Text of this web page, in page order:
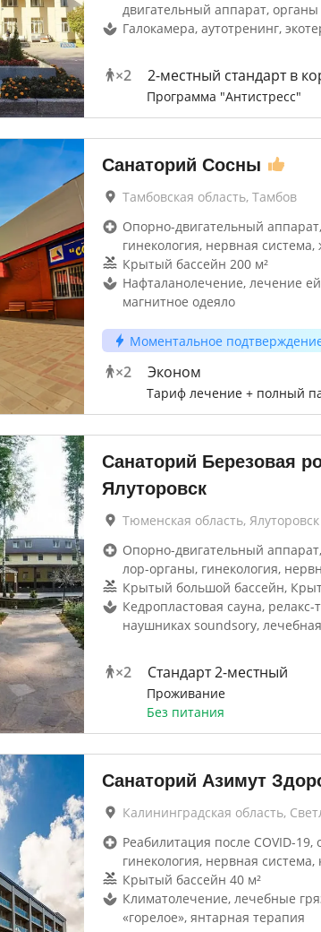
двигательный аппарат,
Галокамера, аутотренинг,
×2 2-местный стандарт в
Программа "Антистресс"
Санаторий Сосны
Тамбовская область, Тамбов
Опорно-двигательный
гинекология, нервная система,
Крытый бассейн 200 м²
Нафталанолечение, лечение
магнитное одеяло
Моментальное
×2 Эконом
Тариф лечение + полный
Санаторий Березовая
Ялуторовск
Тюменская область, Ялуторовск
Опорно-двигательный
лор-органы, гинекология,
Крытый большой бассейн,
Кедропластовая сауна, релакс-
наушниках soundsory,
×2 Стандарт 2-местный
Проживание
Без питания
Санаторий Азимут
Калининградская область,
Реабилитация после COVID-
гинекология, нервная система,
Крытый бассейн 40 м²
Климатолечение, лечебные
«горелое», янтарная терапия